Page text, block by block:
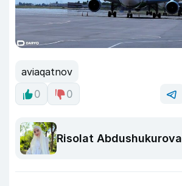
aviaqatnov
0
0
Risolat Abdushukurova